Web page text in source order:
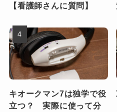
【看護師さんに質問】
キオークマン7は独学で役
立つ？ 実際に使って分